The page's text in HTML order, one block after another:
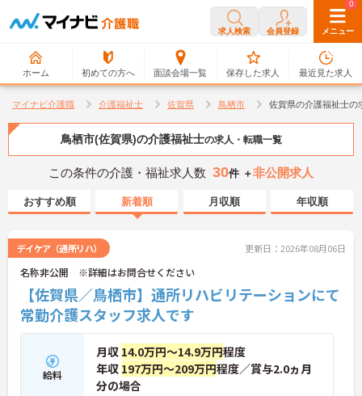
求人検索 会員登録 メニュー
ホーム 初めての方へ 面談会場一覧
0
保存した求人
0
最近見た求人
マイナビ介護職 介護福祉士 佐賀県 鳥栖市 佐賀県の介護福祉士の
鳥栖市(佐賀県)の介護福祉士の求人・転職一覧
この条件の介護・福祉求人数 30件 ＋非公開求人
おすすめ順 新着順 月収順 年収順
デイケア（通所リハ） 更新日：2026年08月06日
名称非公開 ※詳細はお問合せください
【佐賀県／鳥栖市】通所リハビリテーションにて
常勤介護スタッフ求人です
給料
月収 14.0万円～14.9万円程度
年収 197万円～209万円程度／賞与2.0ヵ月
分の場合